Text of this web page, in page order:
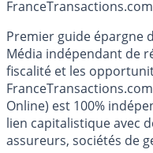
FranceTransactions.com
Premier guide épargne
Média indépendant de
fiscalité et les
Online) est 100%